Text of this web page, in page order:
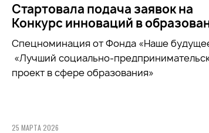
Стартовала подача заявок на
Конкурс инноваций в
Спецноминация от Фонда «Наше
«Лучший социально-
проект в сфере образования»
25 МАРТА 2026